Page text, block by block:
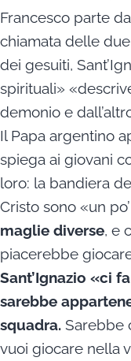
Francesco parte
chiamata delle
dei gesuiti,
spirituali»
demonio e
Il Papa argentino
spiega ai giovani
loro: la bandiera
Cristo sono «un
maglie diverse, e
piacerebbe
Sant’Ignazio «ci
sarebbe
squadra. Sarebbe
vuoi giocare nella